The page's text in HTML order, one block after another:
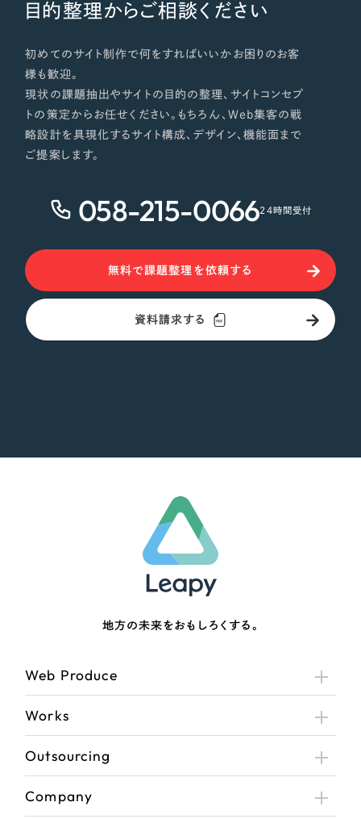
目的整理からご相談ください
初めてのサイト制作で何をすればいいかお困りのお客
様も歓迎。
現状の課題抽出やサイトの目的の整理、サイトコンセプ
トの策定からお任せください。もちろん、Web集客の戦
略設計を具現化するサイト構成、デザイン、機能面まで
ご提案します。
058-215-006624時間受付
無料で課題整理を依頼する
資料請求する
地方の未来をおもしろくする。
Web Produce
Works
Outsourcing
Company